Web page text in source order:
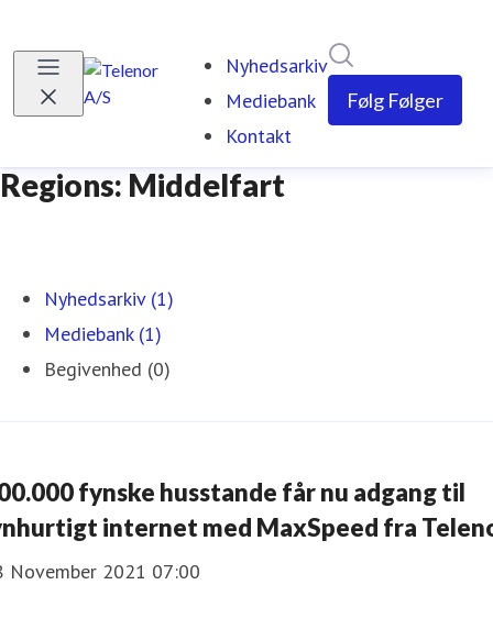
Nyhedsarkiv
Mediebank
Kontakt
Følg Følger
Regions: Middelfart
Nyhedsarkiv (1)
Mediebank (1)
Begivenhed (0)
fynske husstande får nu adgang til
internet med MaxSpeed fra
November 2021 07:00